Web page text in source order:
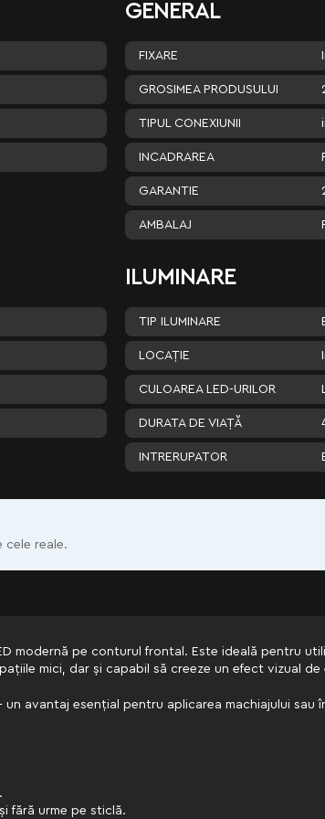
GENERAL
FIXARE
GROSIMEA PRODUSULUI
TIPUL CONEXIUNII
INCADRAREA
GARANTIE
AMBALAJ
ILUMINARE
TIP ILUMINARE
LOCAȚIE
CULOAREA LED-URILOR
DURATA DE VIAȚĂ
INTRERUPATOR
cele reale.
pe conturul frontal. Este ideală pentru
mici, dar și capabil să creeze un efect vizual de
avantaj esențial pentru aplicarea machiajului
fără urme pe sticlă.